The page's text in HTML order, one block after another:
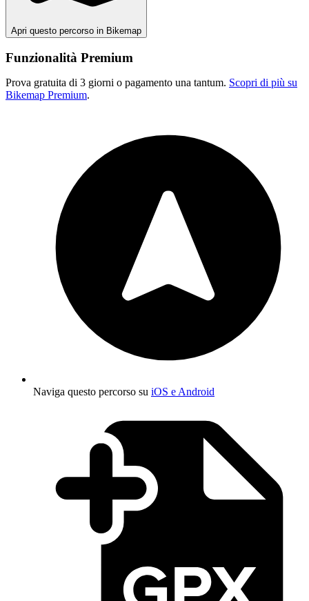
Apri questo percorso in Bikemap
Funzionalità Premium
Prova gratuita di 3 giorni o pagamento una tantum. Scopri di più su
Bikemap Premium.
Naviga questo percorso su iOS e Android